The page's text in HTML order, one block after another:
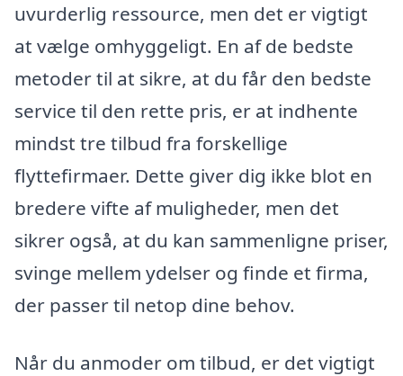
uvurderlig ressource, men det er vigtigt
at vælge omhyggeligt. En af de bedste
metoder til at sikre, at du får den bedste
service til den rette pris, er at indhente
mindst tre tilbud fra forskellige
flyttefirmaer. Dette giver dig ikke blot en
bredere vifte af muligheder, men det
sikrer også, at du kan sammenligne priser,
svinge mellem ydelser og finde et firma,
der passer til netop dine behov.
Når du anmoder om tilbud, er det vigtigt